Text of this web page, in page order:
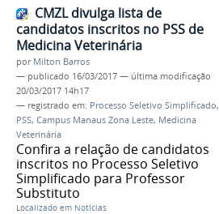
CMZL divulga lista de
candidatos inscritos no PSS de
Medicina Veterinária
por Milton Barros
— publicado 16/03/2017 — última modificação
20/03/2017 14h17
— registrado em: Processo Seletivo Simplificado,
PSS, Campus Manaus Zona Leste, Medicina
Veterinária
Confira a relação de candidatos
inscritos no Processo Seletivo
Simplificado para Professor
Substituto
Localizado em Notícias